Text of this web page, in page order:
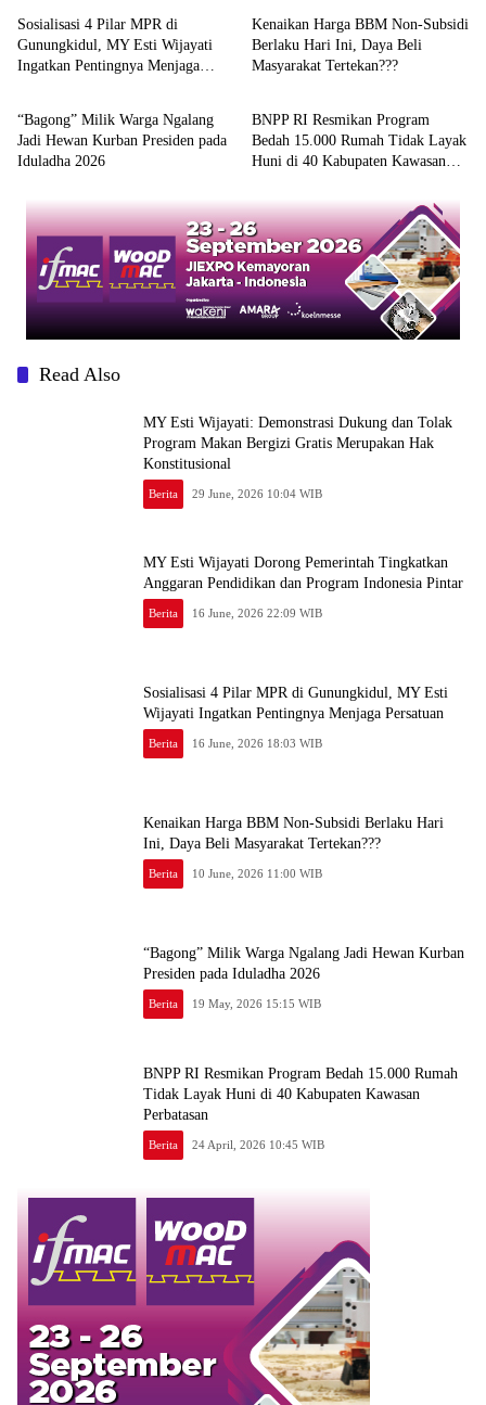
Sosialisasi 4 Pilar MPR di
Gunungkidul, MY Esti Wijayati
Ingatkan Pentingnya Menjaga
Kenaikan Harga BBM Non-Subsidi
Berlaku Hari Ini, Daya Beli
Masyarakat Tertekan???
Berita
“Bagong” Milik Warga Ngalang
Jadi Hewan Kurban Presiden pada
Iduladha 2026
Berita
BNPP RI Resmikan Program
Bedah 15.000 Rumah Tidak Layak
Huni di 40 Kabupaten Kawasan
Read Also
MY Esti Wijayati: Demonstrasi Dukung dan Tolak
Program Makan Bergizi Gratis Merupakan Hak
Konstitusional
Berita 29 June, 2026 10:04 WIB
MY Esti Wijayati Dorong Pemerintah Tingkatkan
Anggaran Pendidikan dan Program Indonesia Pintar
Berita 16 June, 2026 22:09 WIB
Sosialisasi 4 Pilar MPR di Gunungkidul, MY Esti
Wijayati Ingatkan Pentingnya Menjaga Persatuan
Berita 16 June, 2026 18:03 WIB
Kenaikan Harga BBM Non-Subsidi Berlaku Hari
Ini, Daya Beli Masyarakat Tertekan???
Berita 10 June, 2026 11:00 WIB
“Bagong” Milik Warga Ngalang Jadi Hewan Kurban
Presiden pada Iduladha 2026
Berita 19 May, 2026 15:15 WIB
BNPP RI Resmikan Program Bedah 15.000 Rumah
Tidak Layak Huni di 40 Kabupaten Kawasan
Perbatasan
Berita 24 April, 2026 10:45 WIB